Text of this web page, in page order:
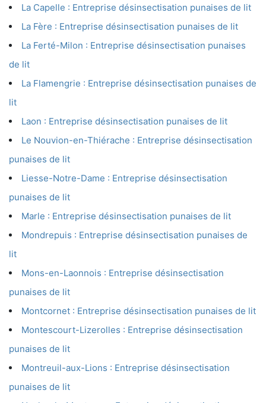
La Capelle : Entreprise désinsectisation punaises de lit
La Fère : Entreprise désinsectisation punaises de lit
La Ferté-Milon : Entreprise désinsectisation punaises
de lit
La Flamengrie : Entreprise désinsectisation punaises de
lit
Laon : Entreprise désinsectisation punaises de lit
Le Nouvion-en-Thiérache : Entreprise désinsectisation
punaises de lit
Liesse-Notre-Dame : Entreprise désinsectisation
punaises de lit
Marle : Entreprise désinsectisation punaises de lit
Mondrepuis : Entreprise désinsectisation punaises de
lit
Mons-en-Laonnois : Entreprise désinsectisation
punaises de lit
Montcornet : Entreprise désinsectisation punaises de lit
Montescourt-Lizerolles : Entreprise désinsectisation
punaises de lit
Montreuil-aux-Lions : Entreprise désinsectisation
punaises de lit